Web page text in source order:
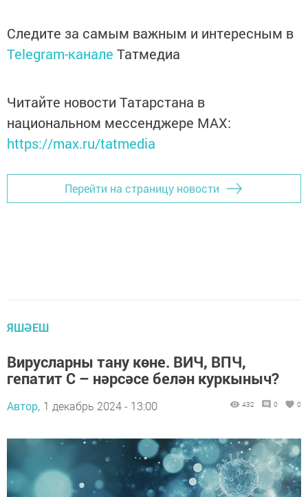
Следите за самым важным и интересным в
Telegram-канале Татмедиа
Читайте новости Татарстана в
национальном мессенджере MАХ:
https://max.ru/tatmedia
Перейти на страницу новости
ЯШӘЕШ
Вирусларны тану көне. ВИЧ, ВПЧ,
гепатит С – нәрсәсе белән куркыныч?
Автор, 1 декабрь 2024 - 13:00 432 0 0